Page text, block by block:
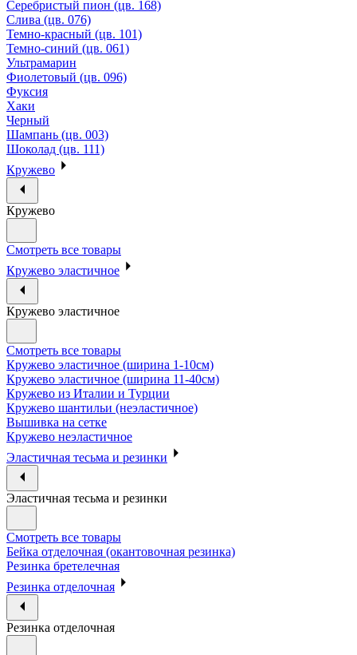
Серебристый пион (цв. 168)
Слива (цв. 076)
Темно-красный (цв. 101)
Темно-синий (цв. 061)
Ультрамарин
Фиолетовый (цв. 096)
Фуксия
Хаки
Черный
Шампань (цв. 003)
Шоколад (цв. 111)
Кружево
Кружево
Смотреть все товары
Кружево эластичное
Кружево эластичное
Смотреть все товары
Кружево эластичное (ширина 1-10см)
Кружево эластичное (ширина 11-40см)
Кружево из Италии и Турции
Кружево шантильи (неэластичное)
Вышивка на сетке
Кружево неэластичное
Эластичная тесьма и резинки
Эластичная тесьма и резинки
Смотреть все товары
Бейка отделочная (окантовочная резинка)
Резинка бретелечная
Резинка отделочная
Резинка отделочная